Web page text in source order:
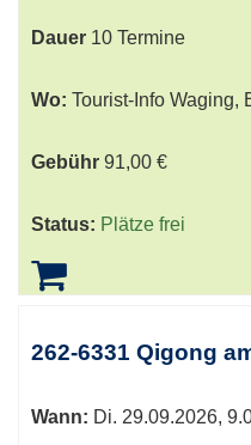
Dauer 10 Termine
Wo: Tourist-Info Waging,
Gebühr 91,00 €
Status: Plätze frei
262-6331 Qigong
Wann: Di. 29.09.2026,